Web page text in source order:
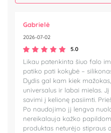
Gabrielė
2026-07-02
5.0
Likau patenkinta šiuo falo
patiko pati kokybė –
Dydis gal kam kiek
universalus ir labai mielas.
savimi į kelionę pasiimti.
Po naudojimo jį lengva
nereikalauja kažko
produktas neturėjo stipraus